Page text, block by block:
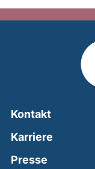
Kontakt
Karriere
Presse